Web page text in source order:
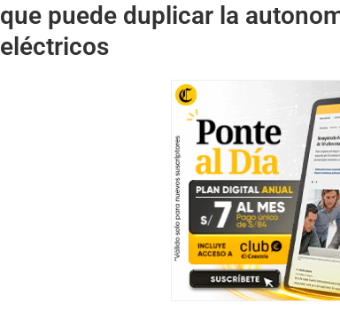
que puede duplicar la
eléctricos